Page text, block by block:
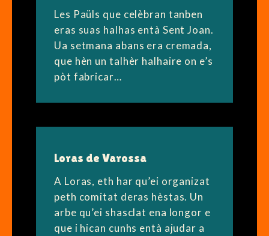
Les Paüls que celèbran tanben
eras suas halhas entà Sent Joan.
Ua setmana abans era cremada,
que hèn un talhèr halhaire on e’s
pòt fabricar…
Loras de Varossa
A Loras, eth har qu’ei organizat
peth comitat deras hèstas. Un
arbe qu’ei shasclat ena longor e
que i hican cunhs entà ajudar a